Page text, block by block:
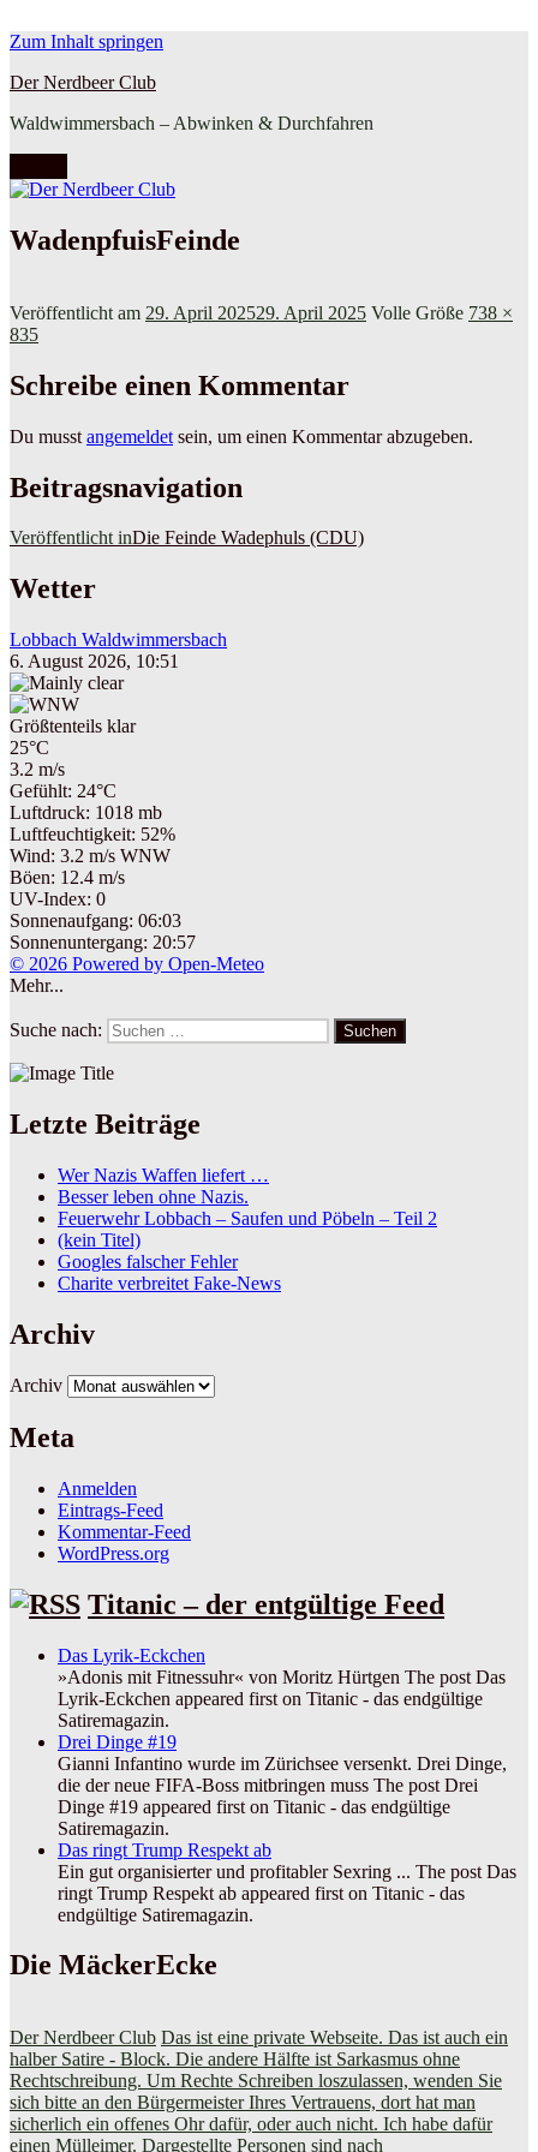
Zum Inhalt springen
Der Nerdbeer Club
Waldwimmersbach – Abwinken & Durchfahren
WadenpfuisFeinde
Veröffentlicht am 29. April 202529. April 2025 Volle Größe 738 ×
835
Schreibe einen Kommentar
Du musst angemeldet sein, um einen Kommentar abzugeben.
Beitragsnavigation
Veröffentlicht inDie Feinde Wadephuls (CDU)
Wetter
Lobbach Waldwimmersbach
6. August 2026, 10:51
Größtenteils klar
25°C
3.2 m/s
Gefühlt: 24°C
Luftdruck: 1018 mb
Luftfeuchtigkeit: 52%
Wind: 3.2 m/s WNW
Böen: 12.4 m/s
UV-Index: 0
Sonnenaufgang: 06:03
Sonnenuntergang: 20:57
© 2026 Powered by Open-Meteo
Mehr...
Suche nach: Suchen
Letzte Beiträge
Wer Nazis Waffen liefert …
Besser leben ohne Nazis.
Feuerwehr Lobbach – Saufen und Pöbeln – Teil 2
(kein Titel)
Googles falscher Fehler
Charite verbreitet Fake-News
Archiv
Archiv
Meta
Anmelden
Eintrags-Feed
Kommentar-Feed
WordPress.org
Titanic – der entgültige Feed
Das Lyrik-Eckchen
»Adonis mit Fitnessuhr« von Moritz Hürtgen The post Das
Lyrik-Eckchen appeared first on Titanic - das endgültige
Satiremagazin.
Drei Dinge #19
Gianni Infantino wurde im Zürichsee versenkt. Drei Dinge,
die der neue FIFA-Boss mitbringen muss The post Drei
Dinge #19 appeared first on Titanic - das endgültige
Satiremagazin.
Das ringt Trump Respekt ab
Ein gut organisierter und profitabler Sexring ... The post Das
ringt Trump Respekt ab appeared first on Titanic - das
endgültige Satiremagazin.
Die MäckerEcke
Der Nerdbeer Club Das ist eine private Webseite. Das ist auch ein
halber Satire - Block. Die andere Hälfte ist Sarkasmus ohne
Rechtschreibung. Um Rechte Schreiben loszulassen, wenden Sie
sich bitte an den Bürgermeister Ihres Vertrauens, dort hat man
sicherlich ein offenes Ohr dafür, oder auch nicht. Ich habe dafür
einen Mülleimer. Dargestellte Personen sind nach